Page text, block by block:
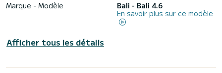
Marque - Modèle
Bali - Bali 4.6
En savoir plus sur ce modèle
Afficher tous les détails